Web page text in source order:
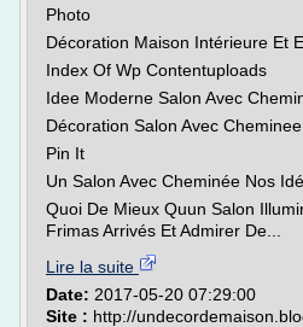
Photo
Décoration Maison Intérieure Et
Index Of Wp Contentuploads
Idee Moderne Salon Avec
Décoration Salon Avec Cheminee
Pin It
Un Salon Avec Cheminée Nos
Quoi De Mieux Quun Salon
Frimas Arrivés Et Admirer De...
Lire la suite
Date: 2017-05-20 07:29:00
Site : http://